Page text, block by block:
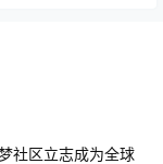
社区立志成为全球